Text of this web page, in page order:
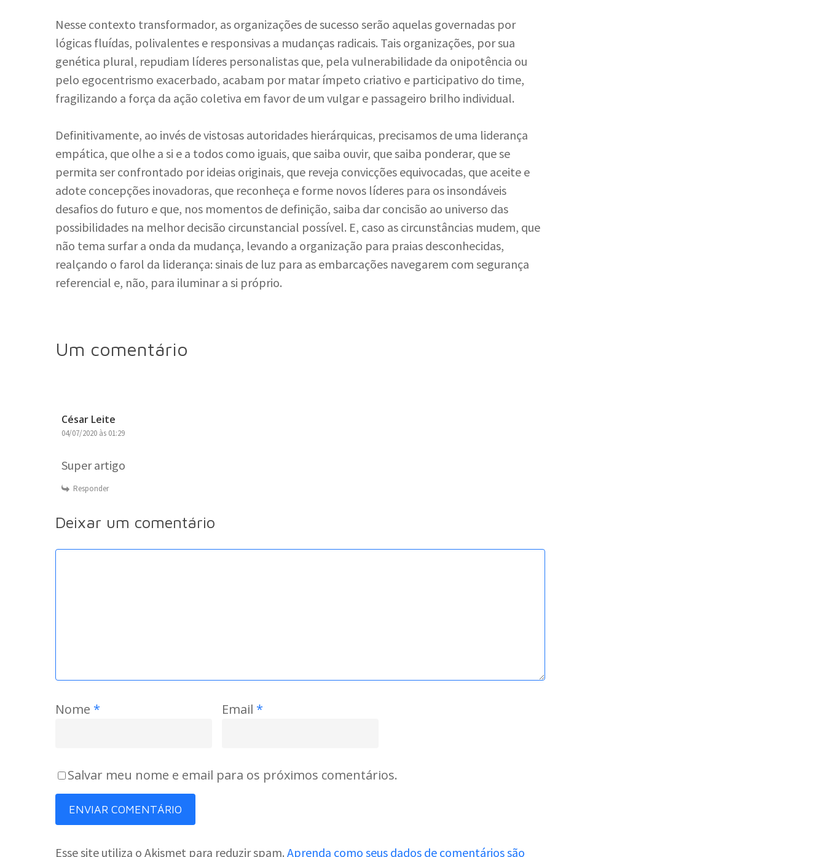
Nesse contexto transformador, as organizações de sucesso serão aquelas governadas por
lógicas fluídas, polivalentes e responsivas a mudanças radicais. Tais organizações, por sua
genética plural, repudiam líderes personalistas que, pela vulnerabilidade da onipotência ou
pelo egocentrismo exacerbado, acabam por matar ímpeto criativo e participativo do time,
fragilizando a força da ação coletiva em favor de um vulgar e passageiro brilho individual.
Definitivamente, ao invés de vistosas autoridades hierárquicas, precisamos de uma liderança
empática, que olhe a si e a todos como iguais, que saiba ouvir, que saiba ponderar, que se
permita ser confrontado por ideias originais, que reveja convicções equivocadas, que aceite e
adote concepções inovadoras, que reconheça e forme novos líderes para os insondáveis
desafios do futuro e que, nos momentos de definição, saiba dar concisão ao universo das
possibilidades na melhor decisão circunstancial possível. E, caso as circunstâncias mudem, que
não tema surfar a onda da mudança, levando a organização para praias desconhecidas,
realçando o farol da liderança: sinais de luz para as embarcações navegarem com segurança
referencial e, não, para iluminar a si próprio.
Um comentário
César Leite
04/07/2020 às 01:29
Super artigo
Responder
Deixar um comentário
Nome * Email *
Salvar meu nome e email para os próximos comentários.
Esse site utiliza o Akismet para reduzir spam. Aprenda como seus dados de comentários são